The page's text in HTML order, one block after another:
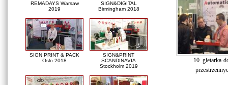
REMADAYS Warsaw
2019
SIGN&DIGITAL
Birmingham 2018
SIGN PRINT & PACK
Oslo 2018
SIGN&PRINT
SCANDINAVIA
Stockholm 2019
10_gietarka-